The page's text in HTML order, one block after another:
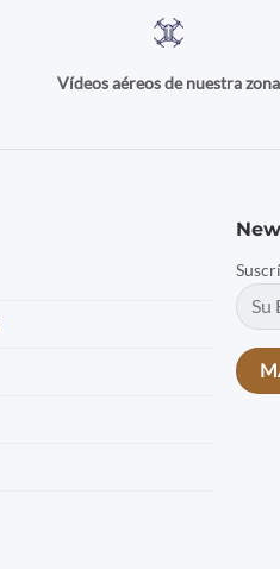
Vídeos aéreos de nuestra zona